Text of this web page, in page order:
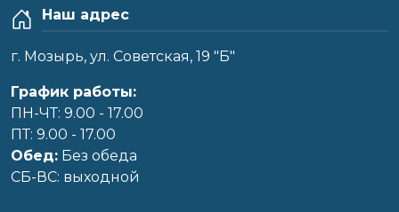
Наш адрес
г. Мозырь, ул. Советская, 19 "Б"
График работы:
ПН-ЧТ: 9.00 - 17.00
ПТ: 9.00 - 17.00
Обед: Без обеда
CБ-ВС: выходной